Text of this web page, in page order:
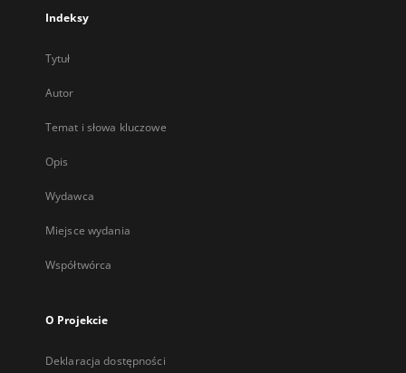
Indeksy
Tytuł
Autor
Temat i słowa kluczowe
Opis
Wydawca
Miejsce wydania
Współtwórca
O Projekcie
Deklaracja dostępności